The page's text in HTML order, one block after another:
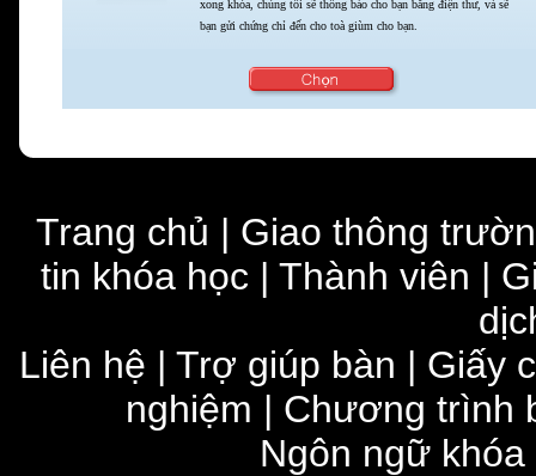
xong khóa, chúng tôi sẽ thông báo cho bạn bằng điện thư, và sẽ
bạn gửi chứng chỉ đến cho toà giùm cho bạn.
Trang chủ | Giao thông
tin khóa học | Thành viên |
Liên hệ | Trợ giúp bàn | Giấy
nghiệm | Chương trình
Ngôn ngữ khóa